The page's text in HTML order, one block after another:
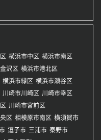
横浜市中区 横浜市南区
沢区 横浜市港北区
横浜市緑区 横浜市瀬谷区
川崎市川崎区 川崎市幸区
川崎市宮前区
区 相模原市南区 横須賀市
逗子市 三浦市 秦野市